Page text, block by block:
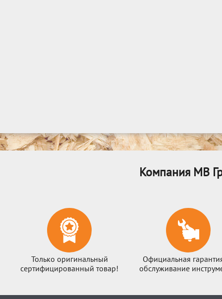
Компания МВ
Только оригинальный
сертифицированный товар!
Официальная
обслуживание